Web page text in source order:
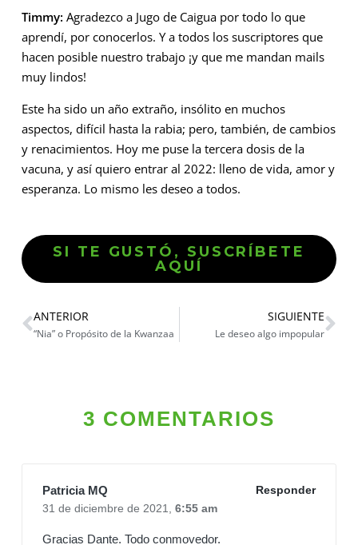
Timmy: Agradezco a Jugo de Caigua por todo lo que
aprendí, por conocerlos. Y a todos los suscriptores que
hacen posible nuestro trabajo ¡y que me mandan mails
muy lindos!
Este ha sido un año extraño, insólito en muchos
aspectos, difícil hasta la rabia; pero, también, de cambios
y renacimientos. Hoy me puse la tercera dosis de la
vacuna, y así quiero entrar al 2022: lleno de vida, amor y
esperanza. Lo mismo les deseo a todos.
SI TE GUSTÓ, SUSCRÍBETE
AQUÍ
ANTERIOR
“Nia” o Propósito de la Kwanzaa
SIGUIENTE
Le deseo algo impopular
3 COMENTARIOS
Patricia MQ
Responder
31 de diciembre de 2021, 6:55 am
Gracias Dante. Todo conmovedor.